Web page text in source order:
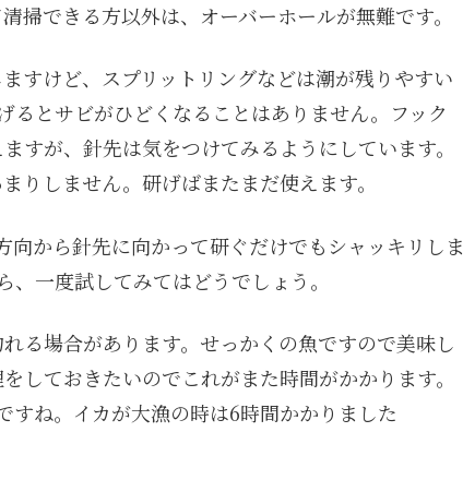
できる方以外は、オーバーホールが無難です。
すけど、スプリットリングなどは潮が残りやすい
とサビがひどくなることはありません。フック
すが、針先は気をつけてみるようにしています。
りしません。研げばまたまだ使えます。
から針先に向かって研ぐだけでもシャッキリしま
一度試してみてはどうでしょう。
る場合があります。せっかくの魚ですので美味し
しておきたいのでこれがまた時間がかかります。
ね。イカが大漁の時は6時間かかりました